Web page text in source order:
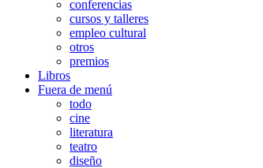
conferencias
cursos y talleres
empleo cultural
otros
premios
Libros
Fuera de menú
todo
cine
literatura
teatro
diseño